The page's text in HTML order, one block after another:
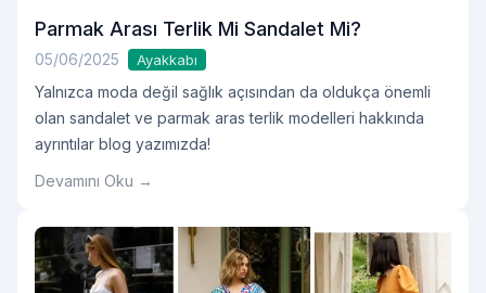
Parmak Arası Terlik Mi Sandalet Mi?
05/06/2025 Ayakkabı
Yalnızca moda değil sağlık açısından da oldukça önemli
olan sandalet ve parmak aras terlik modelleri hakkında
ayrıntılar blog yazımızda!
Devamını Oku →